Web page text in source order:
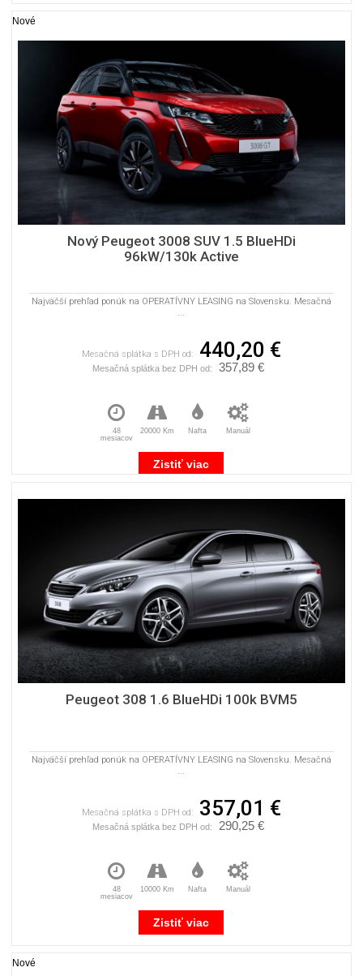
Nové
Nový Peugeot 3008 SUV 1.5 BlueHDi
96kW/130k Active
Najväčší prehľad ponúk na OPERATÍVNY LEASING na Slovensku. Mesačná
...
48
mesiacov
20000 Km Nafta Manuál
Zistiť viac
Mesačná splátka s DPH od: 440,20 €
Mesačná splátka bez DPH od: 357,89 €
Peugeot 308 1.6 BlueHDi 100k BVM5
Najväčší prehľad ponúk na OPERATÍVNY LEASING na Slovensku. Mesačná
...
48
mesiacov
10000 Km Nafta Manuál
Zistiť viac
Mesačná splátka s DPH od: 357,01 €
Mesačná splátka bez DPH od: 290,25 €
Nové